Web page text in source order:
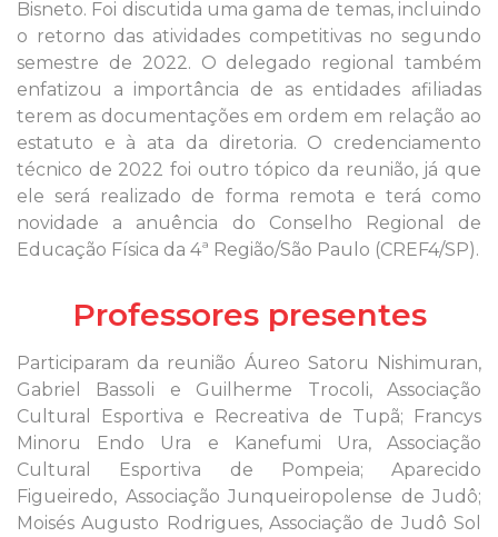
Bisneto. Foi discutida uma gama de temas, incluindo
o retorno das atividades competitivas no segundo
semestre de 2022. O delegado regional também
enfatizou a importância de as entidades afiliadas
terem as documentações em ordem em relação ao
estatuto e à ata da diretoria. O credenciamento
técnico de 2022 foi outro tópico da reunião, já que
ele será realizado de forma remota e terá como
novidade a anuência do Conselho Regional de
Educação Física da 4ª Região/São Paulo (CREF4/SP).
Professores presentes
Participaram da reunião Áureo Satoru Nishimuran,
Gabriel Bassoli e Guilherme Trocoli, Associação
Cultural Esportiva e Recreativa de Tupã; Francys
Minoru Endo Ura e Kanefumi Ura, Associação
Cultural Esportiva de Pompeia; Aparecido
Figueiredo, Associação Junqueiropolense de Judô;
Moisés Augusto Rodrigues, Associação de Judô Sol